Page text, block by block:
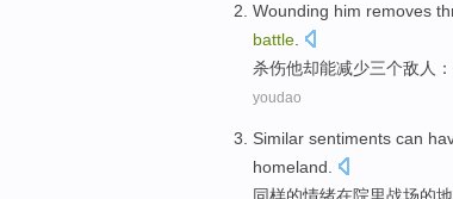
Wounding him removes
battle
杀伤他却能减少三个敌人
youdao
Similar sentiments can
homeland